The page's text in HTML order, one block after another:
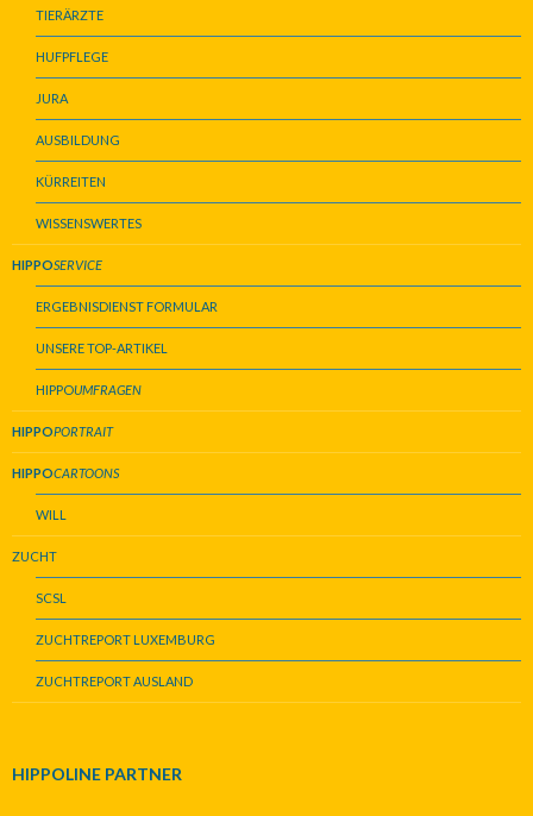
TIERÄRZTE
HUFPFLEGE
JURA
AUSBILDUNG
KÜRREITEN
WISSENSWERTES
HIPPOSERVICE
ERGEBNISDIENST FORMULAR
UNSERE TOP-ARTIKEL
HIPPOUMFRAGEN
HIPPOPORTRAIT
HIPPOCARTOONS
WILL
ZUCHT
SCSL
ZUCHTREPORT LUXEMBURG
ZUCHTREPORT AUSLAND
HIPPOLINE PARTNER